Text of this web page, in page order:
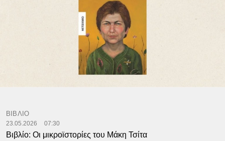
ΒΙΒΛΙΟ
23.05.2026 07:30
Βιβλίο: Οι μικροϊστορίες του Μάκη Τσίτα